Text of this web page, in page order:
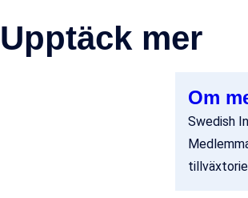
Upptäck mer
Om
Swedish